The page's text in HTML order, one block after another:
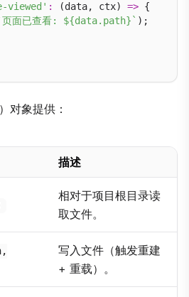
viewed' : (data, ctx) => {
页面已查看: ${data.path}` );
对象提供：
描述
相对于项目根目录读
取文件。
写入文件（触发重建
+ 重载）。